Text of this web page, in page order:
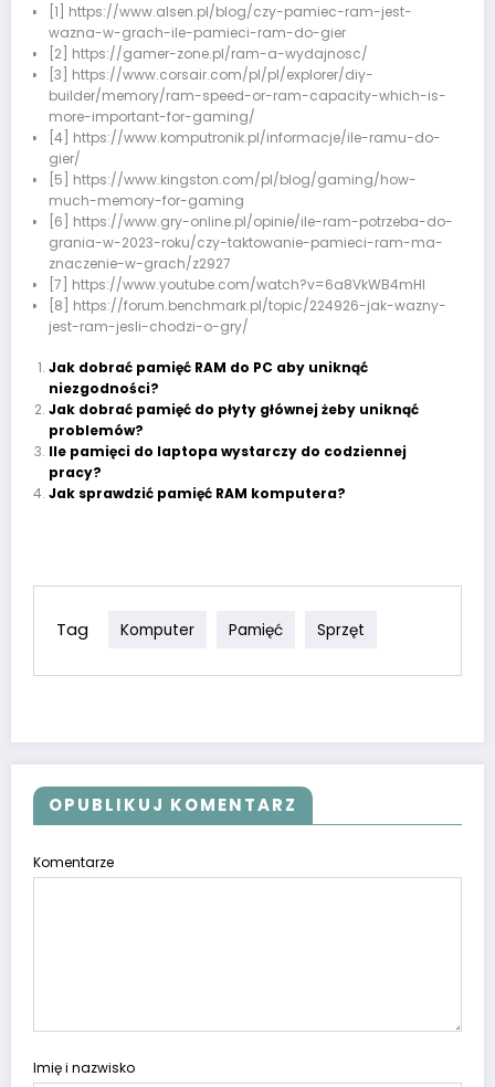
[1] https://www.alsen.pl/blog/czy-pamiec-ram-jest-
wazna-w-grach-ile-pamieci-ram-do-gier
[2] https://gamer-zone.pl/ram-a-wydajnosc/
[3] https://www.corsair.com/pl/pl/explorer/diy-
builder/memory/ram-speed-or-ram-capacity-which-is-
more-important-for-gaming/
[4] https://www.komputronik.pl/informacje/ile-ramu-do-
gier/
[5] https://www.kingston.com/pl/blog/gaming/how-
much-memory-for-gaming
[6] https://www.gry-online.pl/opinie/ile-ram-potrzeba-do-
grania-w-2023-roku/czy-taktowanie-pamieci-ram-ma-
znaczenie-w-grach/z2927
[7] https://www.youtube.com/watch?v=6a8VkWB4mHI
[8] https://forum.benchmark.pl/topic/224926-jak-wazny-
jest-ram-jesli-chodzi-o-gry/
Jak dobrać pamięć RAM do PC aby uniknąć
niezgodności?
Jak dobrać pamięć do płyty głównej żeby uniknąć
problemów?
Ile pamięci do laptopa wystarczy do codziennej
pracy?
Jak sprawdzić pamięć RAM komputera?
Tag Komputer Pamięć Sprzęt
OPUBLIKUJ KOMENTARZ
Komentarze
Imię i nazwisko